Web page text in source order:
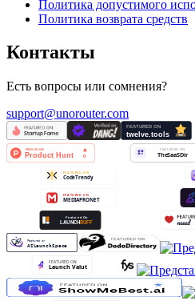
Политика допустимого
Политика возврата средств
Контакты
Есть вопросы или сомнения?
support@unorouter.com